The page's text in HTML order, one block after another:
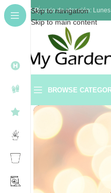
Skip to navigation
Skip to main content
FAQHorario de atención:
BROWSE